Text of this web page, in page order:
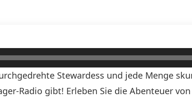
Stewardess und jede Menge
Radio gibt! Erleben Sie die Abenteuer